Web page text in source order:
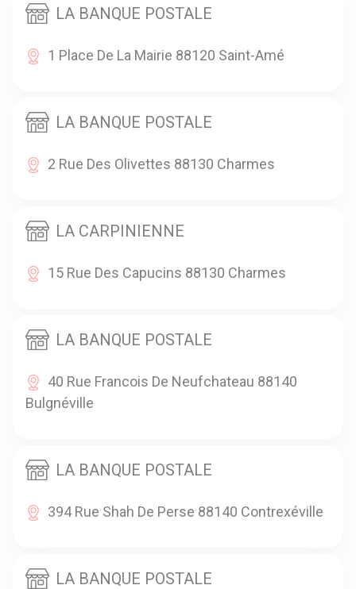
LA BANQUE POSTALE
1 Place De La Mairie 88120 Saint-Amé
LA BANQUE POSTALE
2 Rue Des Olivettes 88130 Charmes
LA CARPINIENNE
15 Rue Des Capucins 88130 Charmes
LA BANQUE POSTALE
40 Rue Francois De Neufchateau 88140
Bulgnéville
LA BANQUE POSTALE
394 Rue Shah De Perse 88140 Contrexéville
LA BANQUE POSTALE